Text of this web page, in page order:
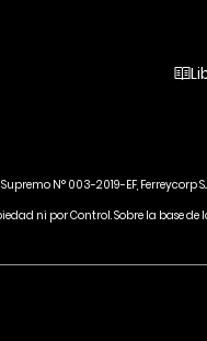
Supremo N° 003-2019-EF,
ni por Control. Sobre la base